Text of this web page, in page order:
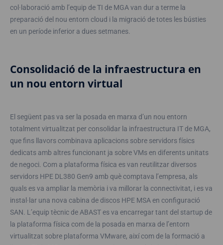
col·laboració amb l’equip de TI de MGA van dur a terme la
preparació del nou entorn cloud i la migració de totes les bústies
en un període inferior a dues setmanes.
Consolidació de la infraestructura en
un nou entorn virtual
El següent pas va ser la posada en marxa d’un nou entorn
totalment virtualitzat per consolidar la infraestructura IT de MGA,
que fins llavors combinava aplicacions sobre servidors físics
dedicats amb altres funcionant ja sobre VMs en diferents unitats
de negoci. Com a plataforma física es van reutilitzar diversos
servidors HPE DL380 Gen9 amb què comptava l’empresa, als
quals es va ampliar la memòria i va millorar la connectivitat, i es va
instal·lar una nova cabina de discos HPE MSA en configuració
SAN. L’equip tècnic de ABAST es va encarregar tant del startup de
la plataforma física com de la posada en marxa de l’entorn
virtualitzat sobre plataforma VMware, així com de la formació a